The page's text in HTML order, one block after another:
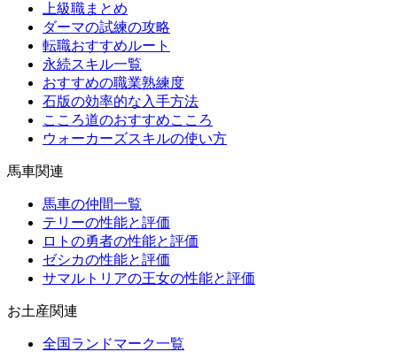
上級職まとめ
ダーマの試練の攻略
転職おすすめルート
永続スキル一覧
おすすめの職業熟練度
石版の効率的な入手方法
こころ道のおすすめこころ
ウォーカーズスキルの使い方
馬車関連
馬車の仲間一覧
テリーの性能と評価
ロトの勇者の性能と評価
ゼシカの性能と評価
サマルトリアの王女の性能と評価
お土産関連
全国ランドマーク一覧